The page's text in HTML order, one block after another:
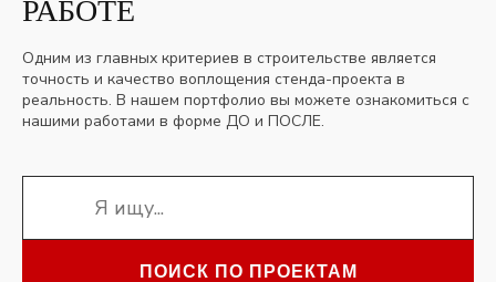
РАБОТЕ
Одним из главных критериев в строительстве является
точность и качество воплощения стенда-проекта в
реальность. В нашем портфолио вы можете ознакомиться с
нашими работами в форме ДО и ПОСЛЕ.
ПОИСК ПО ПРОЕКТАМ